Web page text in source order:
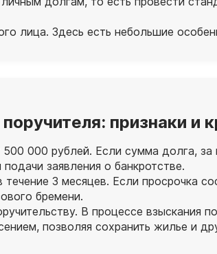
лица. Здесь есть небольшие
признаки и
000 рублей. Если сумма долга,
заявления о банкротстве.
3 месяцев. Если просрочка
бремени.
В процессе взыскания
позволяя сохранить жилье и